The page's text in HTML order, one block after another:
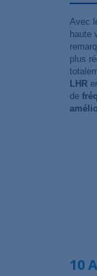
Avec
haute
plus
LHR
de
10